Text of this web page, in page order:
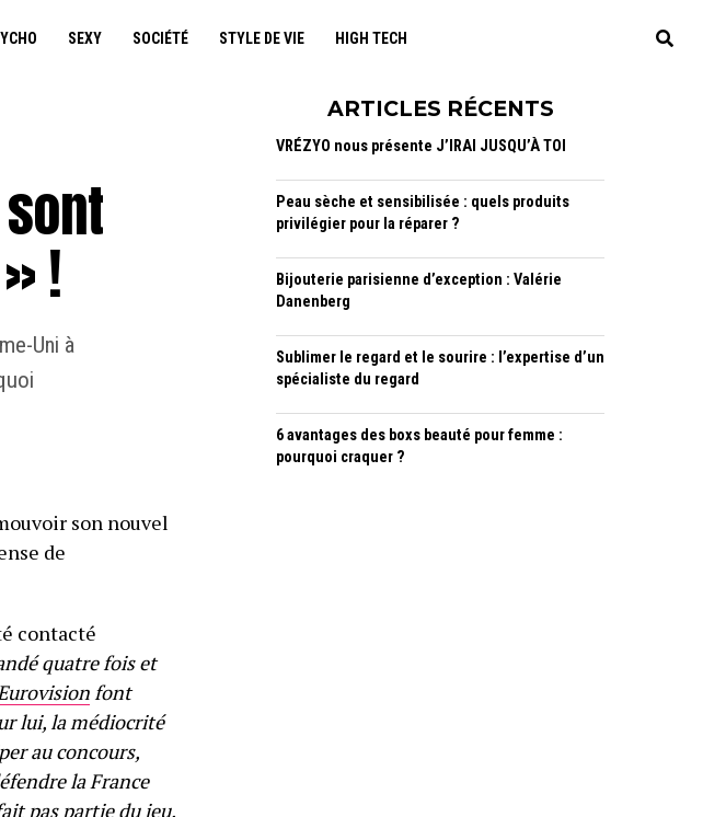
SEXY SOCIÉTÉ STYLE DE VIE HIGH TECH
!
Uni à
son nouvel
de
contacté
quatre fois et
font
lui, la médiocrité
au concours,
la France
pas partie du jeu.
ARTICLES RÉCENTS
VRÉZYO nous présente J’IRAI JUSQU’À TOI
Peau sèche et sensibilisée : quels produits
privilégier pour la réparer ?
Bijouterie parisienne d’exception : Valérie
Danenberg
Sublimer le regard et le sourire : l’expertise d’un
spécialiste du regard
6 avantages des boxs beauté pour femme :
pourquoi craquer ?